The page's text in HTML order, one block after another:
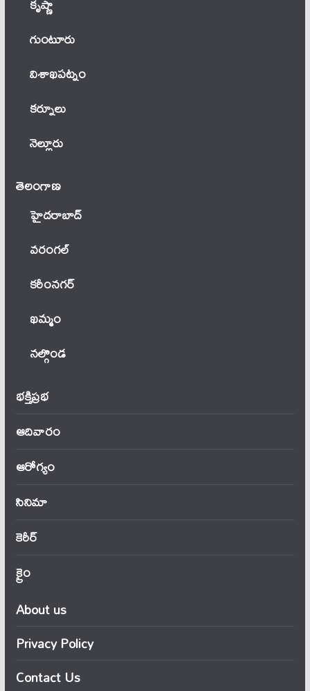
గుంటూరు
విశాఖపట్నం
కర్నూలు
నెల్లూరు
తెలంగాణ‌
హైదరాబాద్
వ‌రంగ‌ల్
కరీంనగర్
ఖ‌మ్మం
నల్గొండ
భక్తిప్రభ
ఆదివారం
ఆరోగ్యం
సినిమా
కెరీర్
క్రైం
About us
Privacy Policy
Contact Us